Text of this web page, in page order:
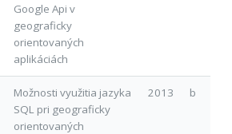
Google Api v
geograficky
orientovaných
aplikáciách
Možnosti využitia jazyka
SQL pri geograficky
orientovaných
2013 b